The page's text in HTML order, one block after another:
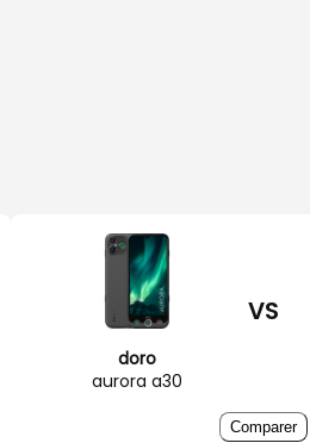
doro
aurora a30
VS
Comparer